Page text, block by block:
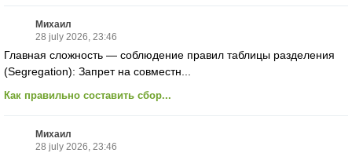
Михаил
28 july 2026, 23:46
Главная сложность — соблюдение правил таблицы разделения
(Segregation): Запрет на совместн...
Как правильно составить сбор...
Михаил
28 july 2026, 23:46